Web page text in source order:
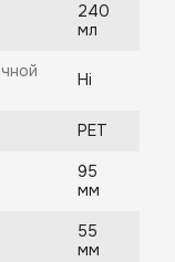
240
мл
Ні
PET
95
мм
55
мм